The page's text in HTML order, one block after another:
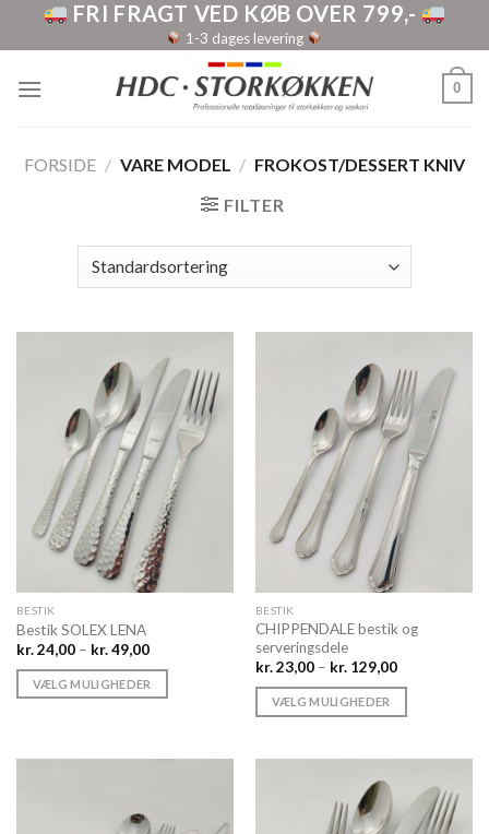
FRI FRAGT VED KØB OVER 799,-
1-3 dages levering
0
FORSIDE / VARE MODEL / FROKOST/DESSERT KNIV
FILTER
BESTIK
Bestik SOLEX LENA
kr.24,00 – kr.49,00Prisinterval:
til
kr. 49,00
VÆLG MULIGHEDER
BESTIK
CHIPPENDALE bestik og
serveringsdele
kr.23,00 – kr.129,00Prisinterval:
til
VÆLG MULIGHEDER